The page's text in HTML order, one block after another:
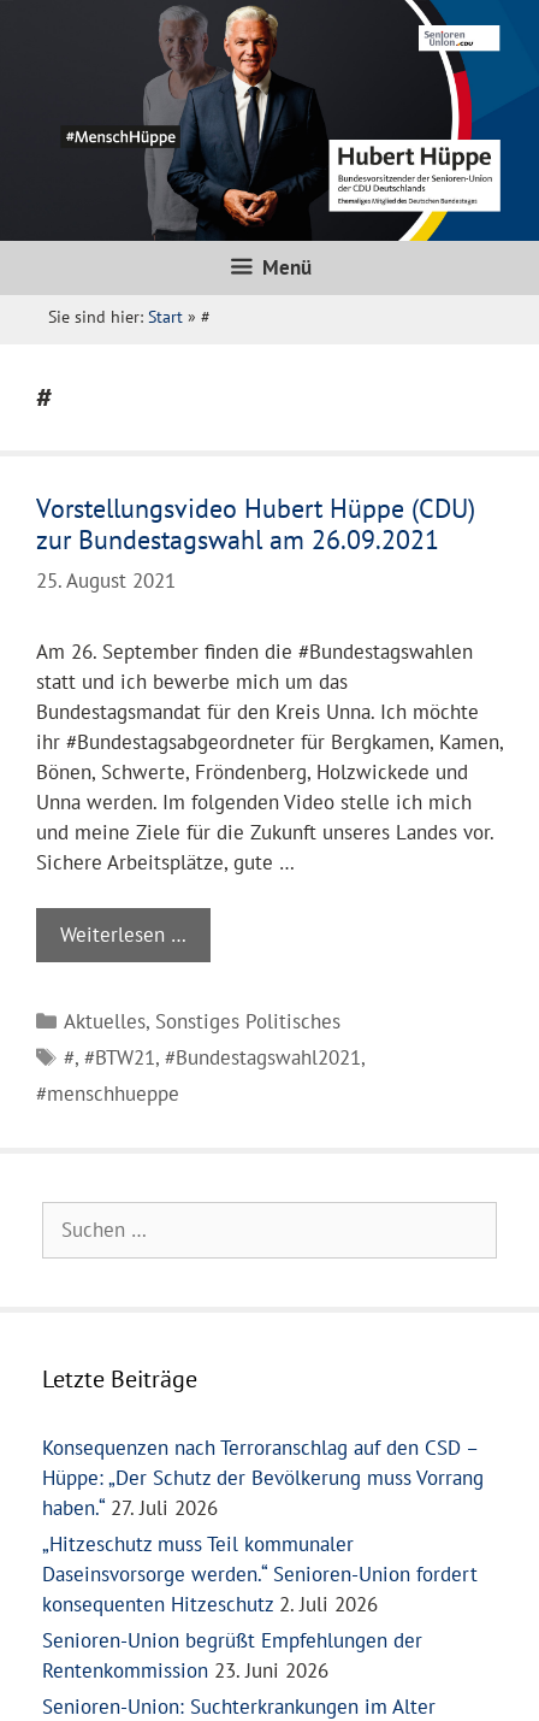
Menü
Sie sind hier: Start » #
#
Vorstellungsvideo Hubert Hüppe (CDU)
zur Bundestagswahl am 26.09.2021
25. August 2021
Am 26. September finden die #Bundestagswahlen
statt und ich bewerbe mich um das
Bundestagsmandat für den Kreis Unna. Ich möchte
ihr #Bundestagsabgeordneter für Bergkamen, Kamen,
Bönen, Schwerte, Fröndenberg, Holzwickede und
Unna werden. Im folgenden Video stelle ich mich
und meine Ziele für die Zukunft unseres Landes vor.
Sichere Arbeitsplätze, gute …
Weiterlesen …
Kategorien
Aktuelles, Sonstiges Politisches
Schlagwörter
#,#BTW21,#Bundestagswahl2021,
#menschhueppe
nach:
Letzte Beiträge
Konsequenzen nach Terroranschlag auf den CSD –
Hüppe: „Der Schutz der Bevölkerung muss Vorrang
haben.“ 27. Juli 2026
„Hitzeschutz muss Teil kommunaler
Daseinsvorsorge werden.“ Senioren-Union fordert
konsequenten Hitzeschutz 2. Juli 2026
Senioren-Union begrüßt Empfehlungen der
Rentenkommission 23. Juni 2026
Senioren-Union: Suchterkrankungen im Alter